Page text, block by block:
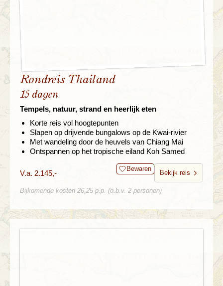
Rondreis Thailand
15 dagen
Tempels, natuur, strand en heerlijk eten
Korte reis vol hoogtepunten
Slapen op drijvende bungalows op de Kwai-rivier
Met wandeling door de heuvels van Chiang Mai
Ontspannen op het tropische eiland Koh Samed
V.a. 2.145,- Bewaren
Bekijk reis
Bijkomende kosten 26,25 p.p. (o.b.v. 2 personen)